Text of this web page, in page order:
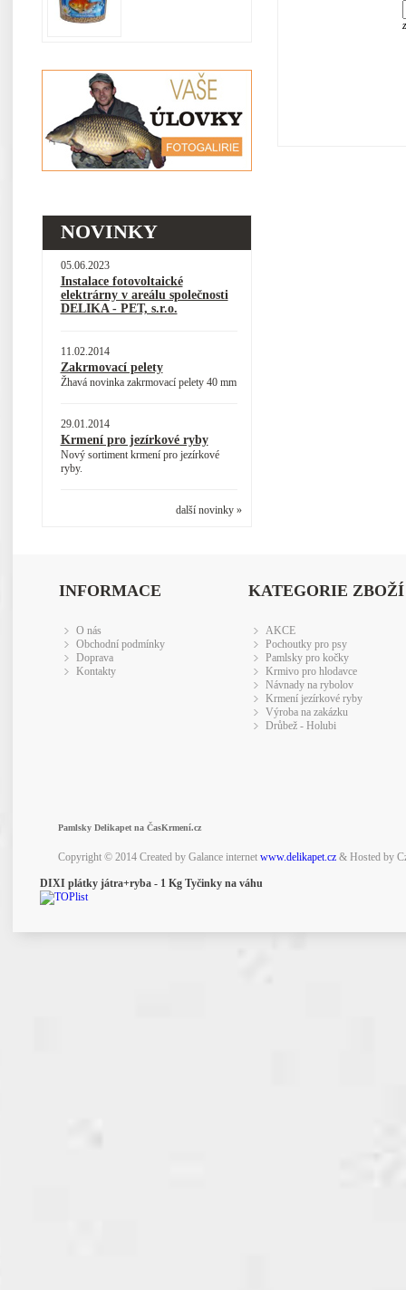
NOVINKY
05.06.2023
Instalace fotovoltaické
elektrárny v areálu společnosti
DELIKA - PET, s.r.o.
11.02.2014
Zakrmovací pelety
Žhavá novinka zakrmovací pelety 40 mm
29.01.2014
Krmení pro jezírkové ryby
Nový sortiment krmení pro jezírkové
ryby.
další novinky »
INFORMACE
O nás
Obchodní podmínky
Doprava
Kontakty
KATEGORIE ZBOŽÍ
AKCE
Pochoutky pro psy
Pamlsky pro kočky
Krmivo pro hlodavce
Návnady na rybolov
Krmení jezírkové ryby
Výroba na zakázku
Drůbež - Holubi
Pamlsky Delikapet na ČasKrmení.cz
Copyright © 2014 Created by Galance internet www.delikapet.cz& Hosted by
DIXI plátky játra+ryba - 1 Kg Tyčinky na váhu